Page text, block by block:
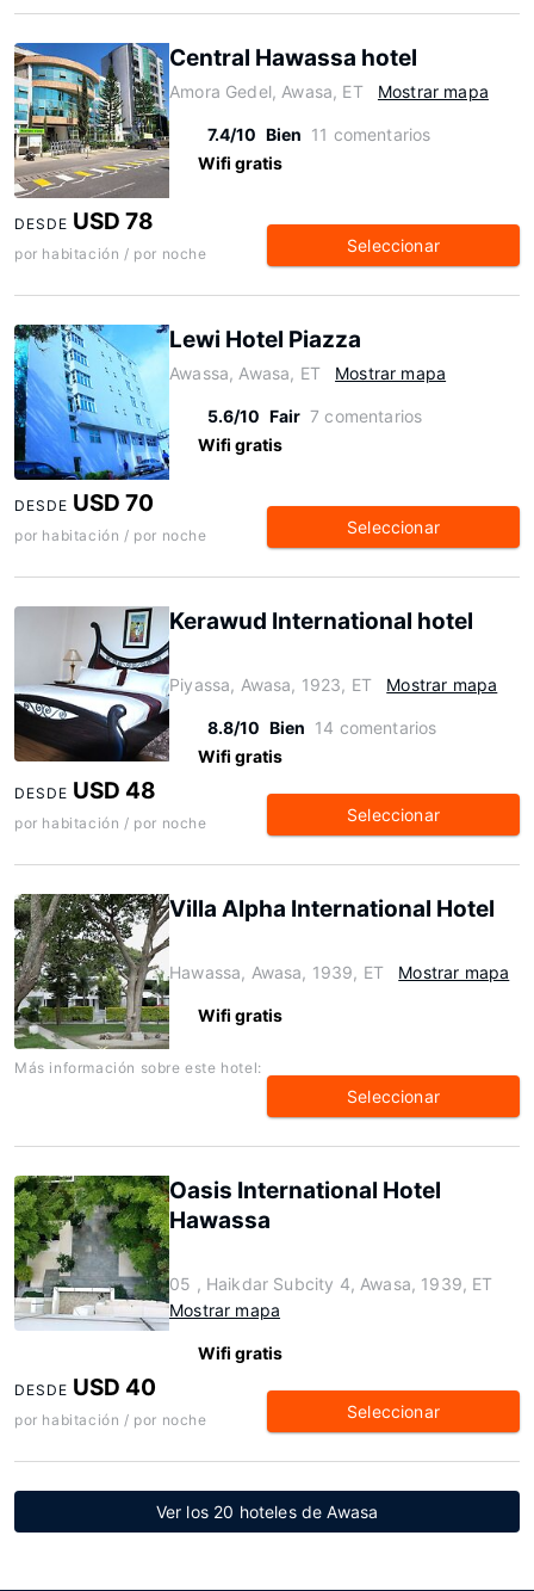
Central Hawassa hotel
Amora Gedel, Awasa, ET Mostrar mapa
7.4/10 Bien 11 comentarios
Wifi gratis
DESDE USD 78
por habitación / por noche Seleccionar
Lewi Hotel Piazza
Awassa, Awasa, ET Mostrar mapa
5.6/10 Fair 7 comentarios
Wifi gratis
DESDE USD 70
por habitación / por noche Seleccionar
Kerawud International hotel
Piyassa, Awasa, 1923, ET Mostrar mapa
8.8/10 Bien 14 comentarios
Wifi gratis
DESDE USD 48
por habitación / por noche Seleccionar
Villa Alpha International Hotel
Hawassa, Awasa, 1939, ET Mostrar mapa
Wifi gratis
Más información sobre este hotel:
Seleccionar
Oasis International Hotel
Hawassa
05 , Haikdar Subcity 4, Awasa, 1939, ET
Mostrar mapa
Wifi gratis
DESDE USD 40
por habitación / por noche Seleccionar
Ver los 20 hoteles de Awasa